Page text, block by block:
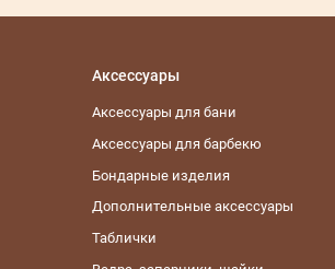
Аксессуары
Аксессуары для бани
Аксессуары для барбекю
Бондарные изделия
Дополнительные аксессуары
Таблички